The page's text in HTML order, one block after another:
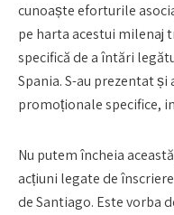
cunoaște eforturile
pe harta acestui milenaj
specifică de a întări
Spania. S-au prezentat
promoționale specifice,
Nu putem încheia
acțiuni legate de
de Santiago. Este vorba